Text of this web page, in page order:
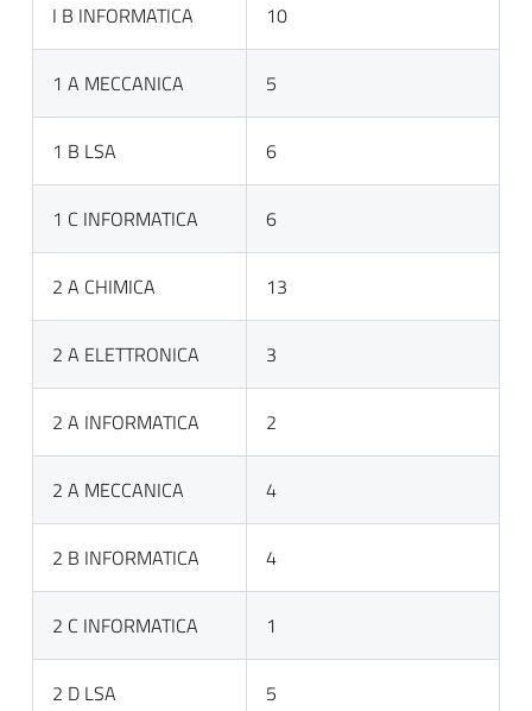
I B INFORMATICA 10
1 A MECCANICA 5
1 B LSA 6
1 C INFORMATICA 6
2 A CHIMICA 13
2 A ELETTRONICA 3
2 A INFORMATICA 2
2 A MECCANICA 4
2 B INFORMATICA 4
2 C INFORMATICA 1
2 D LSA 5